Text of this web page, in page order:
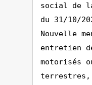
social de
du 31/10/
Nouvelle
entretien
motorisés
terrestres,